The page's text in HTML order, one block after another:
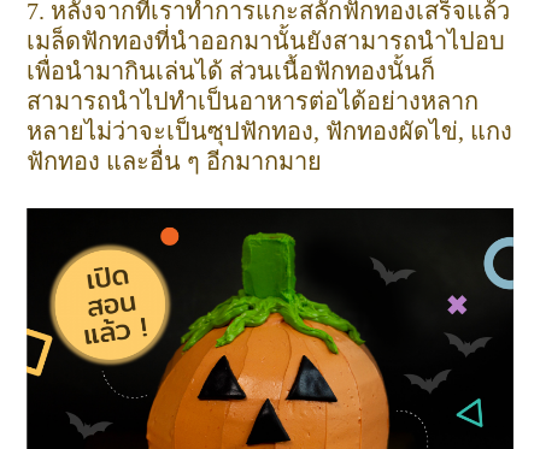
7. หลังจากที่เราทำการแกะสลักฟักทองเสร็จแล้ว
เมล็ดฟักทองที่นำออกมานั้นยังสามารถนำไปอบ
เพื่อนำมากินเล่นได้ ส่วนเนื้อฟักทองนั้นก็
สามารถนำไปทำเป็นอาหารต่อได้อย่างหลาก
หลายไม่ว่าจะเป็นซุปฟักทอง, ฟักทองผัดไข่, แกง
ฟักทอง และอื่น ๆ อีกมากมาย